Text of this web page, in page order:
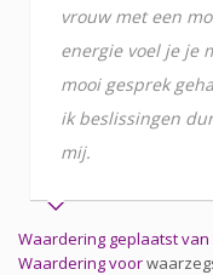
vrouw met een
energie voel je je
mooi gesprek
ik beslissingen
mij.
Waardering geplaatst van
Waardering voor